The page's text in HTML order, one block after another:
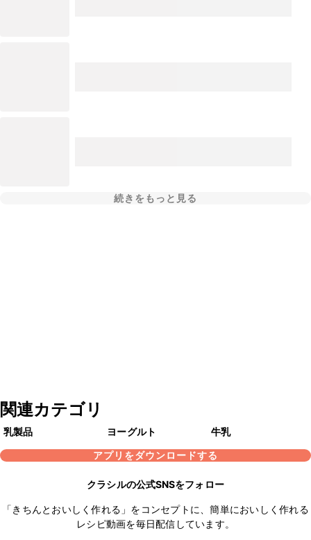
続きをもっと見る
関連カテゴリ
乳製品 ヨーグルト
牛乳
アプリをダウンロードする
クラシルの公式SNSをフォロー
「きちんとおいしく作れる」をコンセプトに、簡単においしく作れる
レシピ動画を毎日配信しています。